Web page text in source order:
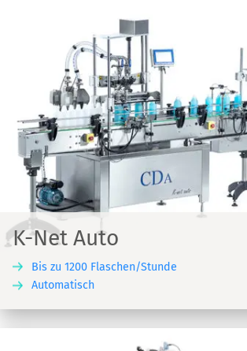
K-Net Auto
Bis zu 1200 Flaschen/Stunde
Automatisch